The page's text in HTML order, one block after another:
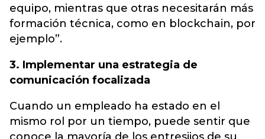
equipo, mientras que otras necesitarán más
formación técnica, como en blockchain, por
ejemplo”.
3. Implementar una estrategia de
comunicación focalizada
Cuando un empleado ha estado en el
mismo rol por un tiempo, puede sentir que